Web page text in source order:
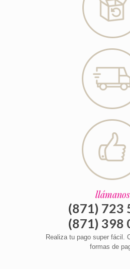
llámanos
(871) 723
(871) 398
Realiza tu pago super fácil.
formas de